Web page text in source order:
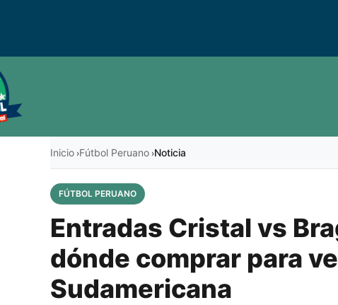
Inicio ›Fútbol Peruano ›Noticia
FÚTBOL PERUANO
Entradas Cristal vs
dónde comprar para
Sudamericana